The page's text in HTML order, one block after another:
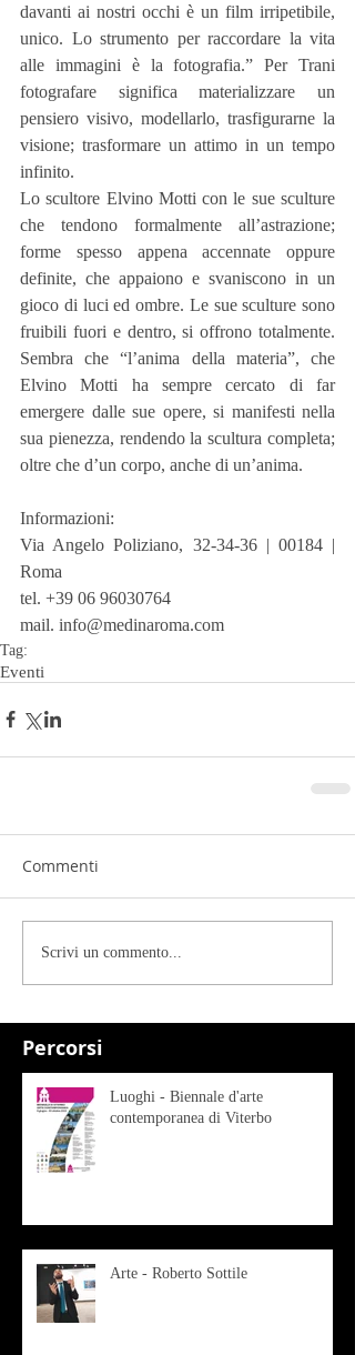
Percorsi
davanti ai nostri occhi è un film irripetibile,
unico. Lo strumento per raccordare la vita
alle immagini è la fotografia.” Per Trani
fotografare significa materializzare un
pensiero visivo, modellarlo, trasfigurarne la
visione; trasformare un attimo in un tempo
infinito.
Lo scultore Elvino Motti con le sue sculture
che tendono formalmente all’astrazione;
forme spesso appena accennate oppure
definite, che appaiono e svaniscono in un
gioco di luci ed ombre. Le sue sculture sono
fruibili fuori e dentro, si offrono totalmente.
Sembra che “l’anima della materia”, che
Elvino Motti ha sempre cercato di far
emergere dalle sue opere, si manifesti nella
sua pienezza, rendendo la scultura completa;
oltre che d’un corpo, anche di un’anima.
Informazioni:
Via Angelo Poliziano, 32-34-36 | 00184 |
Roma
tel. +39 06 96030764
mail. info@medinaroma.com
Tag:
Eventi
Commenti
Scrivi un commento...
Luoghi - Biennale d'arte
contemporanea di Viterbo
Arte - Roberto Sottile